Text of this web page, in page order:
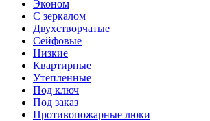
Эконом
С зеркалом
Двухстворчатые
Сейфовые
Низкие
Квартирные
Утепленные
Под ключ
Под заказ
Противопожарные люки